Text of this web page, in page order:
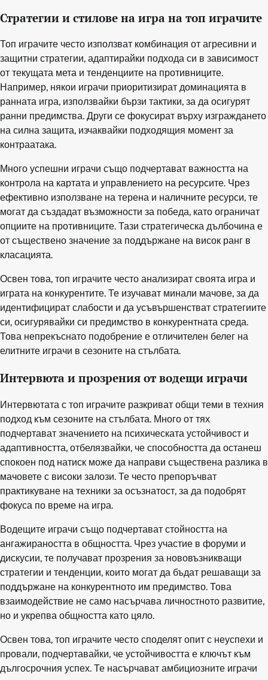
Стратегии и стилове на игра на топ играчите
Топ играчите често използват комбинация от агресивни и
защитни стратегии, адаптирайки подхода си в зависимост
от текущата мета и тенденциите на противниците.
Например, някои играчи приоритизират доминацията в
ранната игра, използвайки бързи тактики, за да осигурят
ранни предимства. Други се фокусират върху изграждането
на силна защита, изчаквайки подходящия момент за
контраатака.
Много успешни играчи също подчертават важността на
контрола на картата и управлението на ресурсите. Чрез
ефективно използване на терена и наличните ресурси, те
могат да създадат възможности за победа, като ограничат
опциите на противниците. Тази стратегическа дълбочина е
от съществено значение за поддържане на висок ранг в
класацията.
Освен това, топ играчите често анализират своята игра и
играта на конкурентите. Те изучават минали мачове, за да
идентифицират слабости и да усъвършенстват стратегиите
си, осигурявайки си предимство в конкурентната среда.
Това непрекъснато подобрение е отличителен белег на
елитните играчи в сезоните на стълбата.
Интервюта и прозрения от водещи играчи
Интервютата с топ играчите разкриват общи теми в техния
подход към сезоните на стълбата. Много от тях
подчертават значението на психическата устойчивост и
адаптивността, отбелязвайки, че способността да останеш
спокоен под натиск може да направи съществена разлика в
мачовете с високи залози. Те често препоръчват
практикуване на техники за осъзнатост, за да подобрят
фокуса по време на игра.
Водещите играчи също подчертават стойността на
ангажираността в общността. Чрез участие в форуми и
дискусии, те получават прозрения за нововъзникващи
стратегии и тенденции, които могат да бъдат решаващи за
поддържане на конкурентното им предимство. Това
взаимодействие не само насърчава личностното развитие,
но и укрепва общността като цяло.
Освен това, топ играчите често споделят опит с неуспехи и
провали, подчертавайки, че устойчивостта е ключът към
дългосрочния успех. Те насърчават амбициозните играчи